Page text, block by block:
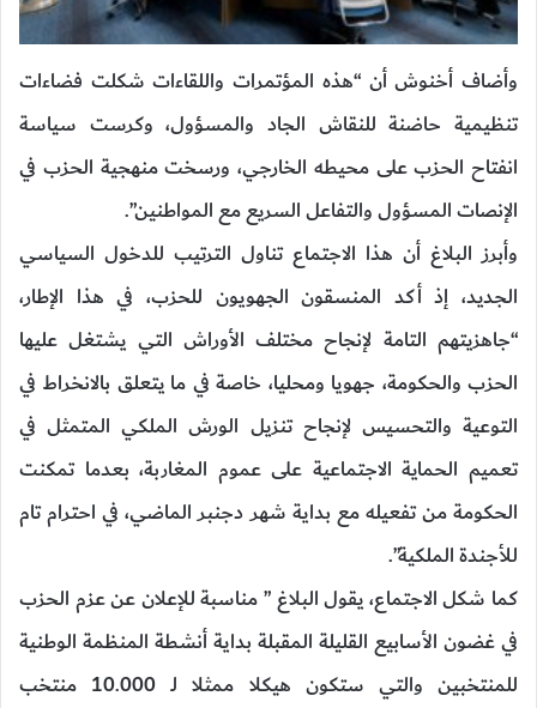
وأضاف أخنوش أن “هذه المؤتمرات واللقاءات شكلت فضاءات
تنظيمية حاضنة للنقاش الجاد والمسؤول، وكرست سياسة
انفتاح الحزب على محيطه الخارجي، ورسخت منهجية الحزب في
الإنصات المسؤول والتفاعل السريع مع المواطنين”.
وأبرز البلاغ أن هذا الاجتماع تناول الترتيب للدخول السياسي
الجديد، إذ أكد المنسقون الجهويون للحزب، في هذا الإطار،
“جاهزيتهم التامة لإنجاح مختلف الأوراش التي يشتغل عليها
الحزب والحكومة، جهويا ومحليا، خاصة في ما يتعلق بالانخراط في
التوعية والتحسيس لإنجاح تنزيل الورش الملكي المتمثل في
تعميم الحماية الاجتماعية على عموم المغاربة، بعدما تمكنت
الحكومة من تفعيله مع بداية شهر دجنبر الماضي، في احترام تام
للأجندة الملكية”.
كما شكل الاجتماع، يقول البلاغ ” مناسبة للإعلان عن عزم الحزب
في غضون الأسابيع القليلة المقبلة بداية أنشطة المنظمة الوطنية
للمنتخبين والتي ستكون هيكلا ممثلا لـ 10.000 منتخب